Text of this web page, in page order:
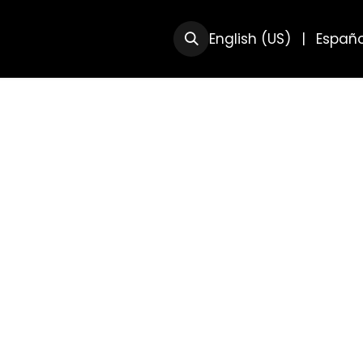
SOBRE NOSOTRAS English (US) |